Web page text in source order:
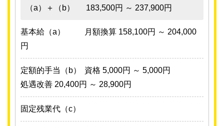
（a）＋（b） 183,500円 ～ 237,900円
基本給（a）
月額換算 158,100円 ～ 204,000
円
定額的手当（b）
資格 5,000円 ～ 5,000円
処遇改善 20,400円 ～ 28,900円
固定残業代（c）